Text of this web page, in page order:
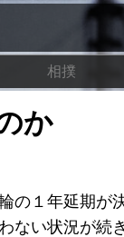
相撲
か
の１年延期が
ない状況が続